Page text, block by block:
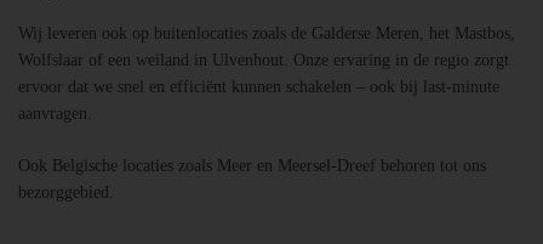
Wij leveren ook op buitenlocaties zoals de Galderse Meren, het Mastbos,
Wolfslaar of een weiland in Ulvenhout. Onze ervaring in de regio zorgt
ervoor dat we snel en efficiënt kunnen schakelen – ook bij last-minute
aanvragen.
Ook Belgische locaties zoals Meer en Meersel-Dreef behoren tot ons
bezorggebied.